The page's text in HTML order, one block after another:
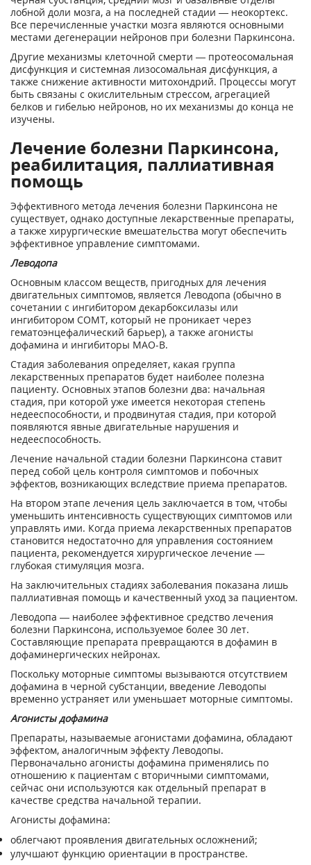
лобной доли мозга, а на последней стадии — неокортекс.
Все перечисленные участки мозга являются основными
местами дегенерации нейронов при болезни Паркинсона.
Другие механизмы клеточной смерти — протеосомальная
дисфункция и системная лизосомальная дисфункция, а
также снижение активности митохондрий. Процессы могут
быть связаны с окислительным стрессом, агрегацией
белков и гибелью нейронов, но их механизмы до конца не
изучены.
Лечение болезни Паркинсона,
реабилитация, паллиативная
помощь
Эффективного метода лечения болезни Паркинсона не
существует, однако доступные лекарственные препараты,
а также хирургические вмешательства могут обеспечить
эффективное управление симптомами.
Леводопа
Основным классом веществ, пригодных для лечения
двигательных симптомов, является Леводопа (обычно в
сочетании с ингибитором декарбоксилазы или
ингибитором COMT, который не проникает через
гематоэнцефалический барьер), а также агонисты
дофамина и ингибиторы МАО-В.
Стадия заболевания определяет, какая группа
лекарственных препаратов будет наиболее полезна
пациенту. Основных этапов болезни два: начальная
стадия, при которой уже имеется некоторая степень
недееспособности, и продвинутая стадия, при которой
появляются явные двигательные нарушения и
недееспособность.
Лечение начальной стадии болезни Паркинсона ставит
перед собой цель контроля симптомов и побочных
эффектов, возникающих вследствие приема препаратов.
На втором этапе лечения цель заключается в том, чтобы
уменьшить интенсивность существующих симптомов или
управлять ими. Когда приема лекарственных препаратов
становится недостаточно для управления состоянием
пациента, рекомендуется хирургическое лечение —
глубокая стимуляция мозга.
На заключительных стадиях заболевания показана лишь
паллиативная помощь и качественный уход за пациентом.
Леводопа — наиболее эффективное средство лечения
болезни Паркинсона, используемое более 30 лет.
Составляющие препарата превращаются в дофамин в
дофаминергических нейронах.
Поскольку моторные симптомы вызываются отсутствием
дофамина в черной субстанции, введение Леводопы
временно устраняет или уменьшает моторные симптомы.
Агонисты дофамина
Препараты, называемые агонистами дофамина, обладают
эффектом, аналогичным эффекту Леводопы.
Первоначально агонисты дофамина применялись по
отношению к пациентам с вторичными симптомами,
сейчас они используются как отдельный препарат в
качестве средства начальной терапии.
Агонисты дофамина:
облегчают проявления двигательных осложнений;
улучшают функцию ориентации в пространстве.